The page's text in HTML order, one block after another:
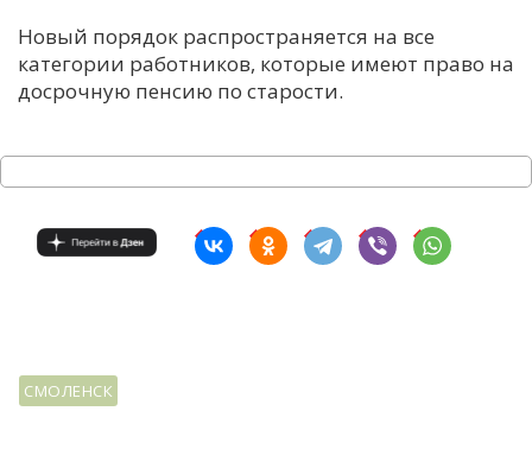
М
Х
Новый порядок распространяется на все
категории работников, которые имеют право на
досрочную пенсию по старости.
СМОЛЕНСК